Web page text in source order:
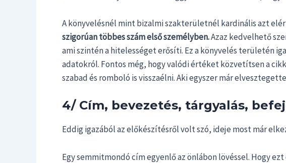
A könyvelésnél mint bizalmi szakterületnél kardinális azt
szigorúan többes szám első személyben.Azaz kedvelhető
ami szintén a hitelességet erősíti. Ez a könyvelés területén
adatokról. Fontos még, hogy valódi értéket közvetítsen a
szabad és romboló is visszaélni. Aki egyszer már
4/ Cím, bevezetés, tárgyalás,
Eddig igazából az előkészítésről volt szó, ideje most már
Egy semmitmondó cím egyenlő az önlábon lövéssel. Hogy